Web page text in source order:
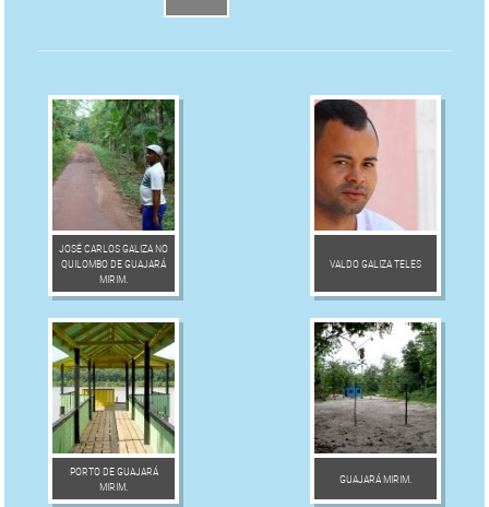
JOSÉ CARLOS GALIZA NO
QUILOMBO DE GUAJARÁ
MIRIM.
VALDO GALIZA TELES
PORTO DE GUAJARÁ
MIRIM.
GUAJARÁ MIRIM.